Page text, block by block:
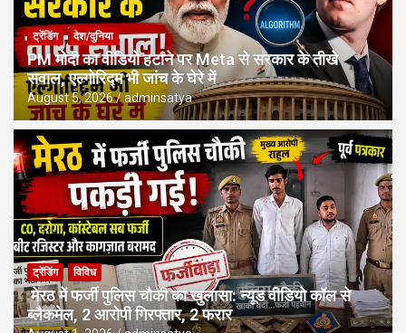
ट्रेंडिंग देश/दुनिया
PM मोदी का वीडियो हटाने पर Meta से सरकार के तीखे
सवाल, एल्गोरिद्म भी जांच के घेरे में
August 5, 2026 adminsatya
ट्रेंडिंग विविध
मेरठ में फर्जी पुलिस चौकी का खुलासा: न्यूड वीडियो कॉल से
ब्लैकमेल, 2 आरोपी गिरफ्तार, 2 फरार